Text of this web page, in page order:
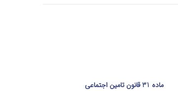
ماده 31 قانون تامین اجتماعی